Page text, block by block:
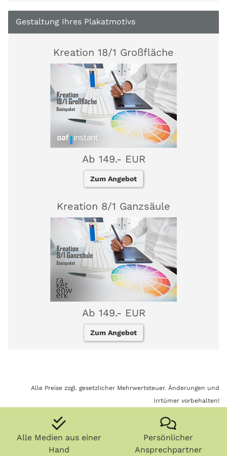
Gestaltung Ihres Plakatmotivs
Kreation 18/1 Großfläche
Ab 149.- EUR
Zum Angebot
Kreation 8/1 Ganzsäule
Ab 149.- EUR
Zum Angebot
Alle Preise zzgl. gesetzlicher Mehrwertsteuer. Änderungen und
Irrtümer vorbehalten!
Alle Medien aus einer
Hand
Persönlicher
Ansprechpartner